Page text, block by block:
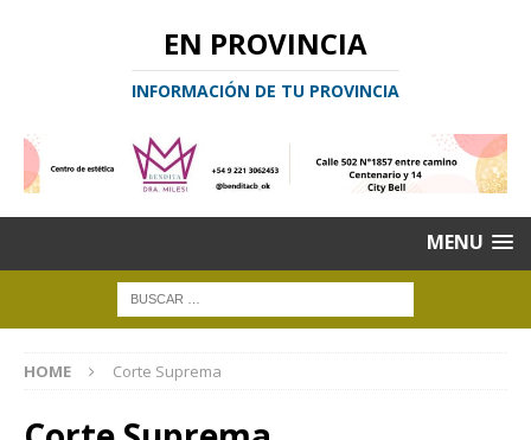
EN PROVINCIA
INFORMACIÓN DE TU PROVINCIA
MENU
HOME Corte Suprema